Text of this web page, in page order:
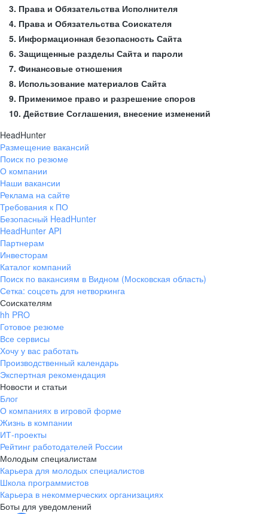
3. Права и Обязательства Исполнителя
4. Права и Обязательства Соискателя
5. Информационная безопасность Сайта
6. Защищенные разделы Сайта и пароли
7. Финансовые отношения
8. Использование материалов Сайта
9. Применимое право и разрешение споров
10. Действие Соглашения, внесение изменений
HeadHunter
Размещение вакансий
Поиск по резюме
О компании
Наши вакансии
Реклама на сайте
Требования к ПО
Безопасный HeadHunter
HeadHunter API
Партнерам
Инвесторам
Каталог компаний
Поиск по вакансиям в Видном (Московская область)
Сетка: соцсеть для нетворкинга
Соискателям
hh PRO
Готовое резюме
Все сервисы
Хочу у вас работать
Производственный календарь
Экспертная рекомендация
Новости и статьи
Блог
О компаниях в игровой форме
Жизнь в компании
ИТ-проекты
Рейтинг работодателей России
Молодым специалистам
Карьера для молодых специалистов
Школа программистов
Карьера в некоммерческих организациях
Боты для уведомлений